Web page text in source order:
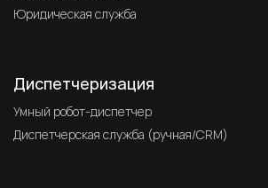
Юридическая служба
Диспетчеризация
Умный робот-диспетчер
Диспетчерская служба (ручная/CRM)